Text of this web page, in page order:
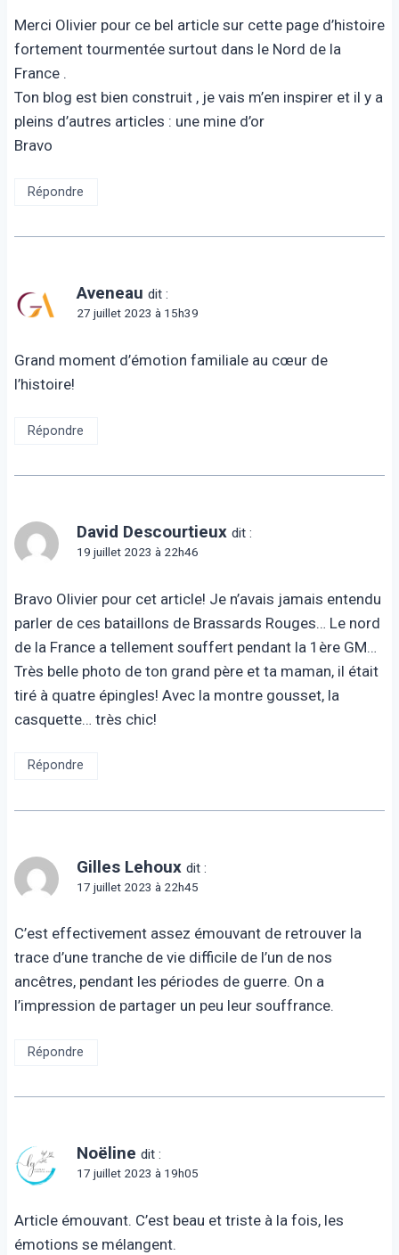
Merci Olivier pour ce bel article sur cette page d’histoire
fortement tourmentée surtout dans le Nord de la
France .
Ton blog est bien construit , je vais m’en inspirer et il y a
pleins d’autres articles : une mine d’or
Bravo
Répondre
Aveneau dit :
27 juillet 2023 à 15h39
Grand moment d’émotion familiale au cœur de
l’histoire!
Répondre
David Descourtieux dit :
19 juillet 2023 à 22h46
Bravo Olivier pour cet article! Je n’avais jamais entendu
parler de ces bataillons de Brassards Rouges… Le nord
de la France a tellement souffert pendant la 1ère GM…
Très belle photo de ton grand père et ta maman, il était
tiré à quatre épingles! Avec la montre gousset, la
casquette… très chic!
Répondre
Gilles Lehoux dit :
17 juillet 2023 à 22h45
C’est effectivement assez émouvant de retrouver la
trace d’une tranche de vie difficile de l’un de nos
ancêtres, pendant les périodes de guerre. On a
l’impression de partager un peu leur souffrance.
Répondre
Noëline dit :
17 juillet 2023 à 19h05
Article émouvant. C’est beau et triste à la fois, les
émotions se mélangent.